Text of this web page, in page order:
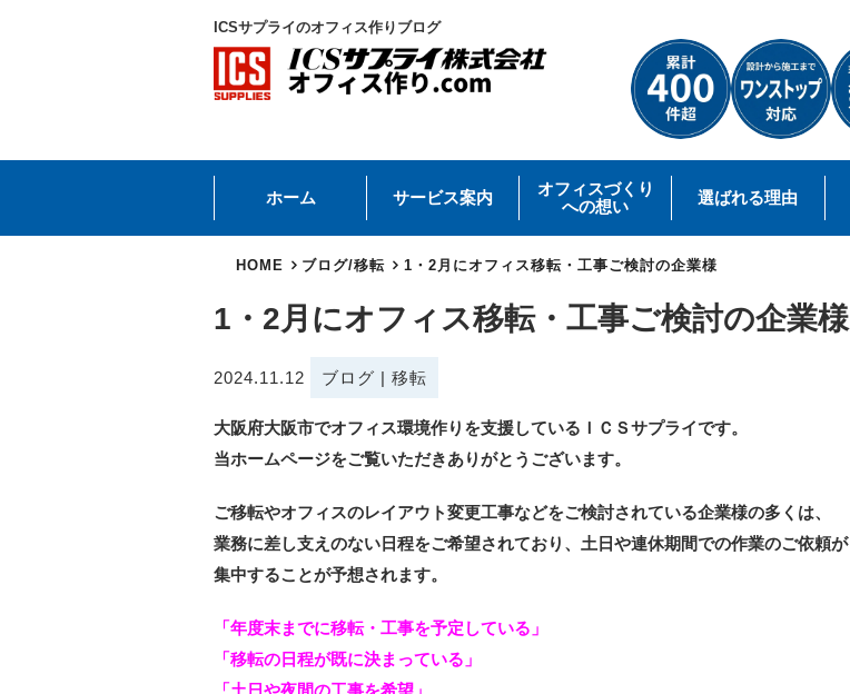
ICSサプライのオフィス作りブログ
ホーム サービス案内
オフィスづくり
への想い
選ばれる理由
HOME ブログ/移転 1・2月にオフィス移転・工事ご検討の企業様
1・2月にオフィス移転・工事ご検討の企業様
2024.11.12 ブログ | 移転
大阪府大阪市でオフィス環境作りを支援しているＩＣＳサプライです。
当ホームページをご覧いただきありがとうございます。
ご移転やオフィスのレイアウト変更工事などをご検討されている企業様の多くは、
業務に差し支えのない日程をご希望されており、土日や連休期間での作業のご依頼が
集中することが予想されます。
「年度末までに移転・工事を予定している」
「移転の日程が既に決まっている」
「土日や夜間の工事を希望」